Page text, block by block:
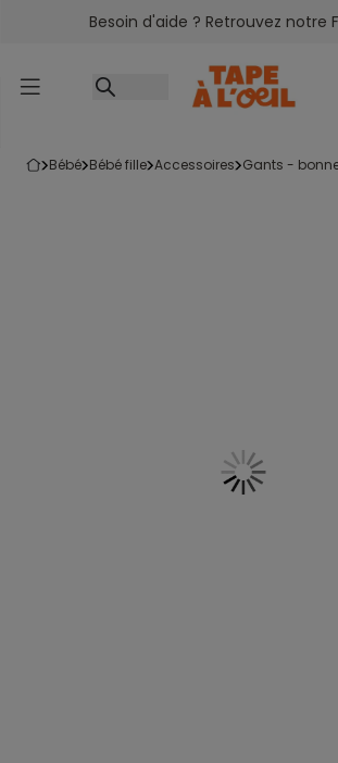
Accéder au contenu
Besoin d'aide ? Retrouvez notre
bébé bébé fille accessoires gants -